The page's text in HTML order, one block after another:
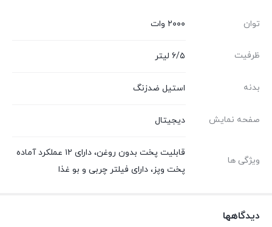
توان ۲۰۰۰ وات
ظرفیت ۶/۵ لیتر
بدنه استیل ضدزنگ
صفحه نمایش دیجیتال
ویژگی ها
قابلیت پخت بدون روغن، دارای ۱۲ عملکرد آماده
پخت و‌پز، دارای فیلتر چربی و بو غذا
دیدگاهها